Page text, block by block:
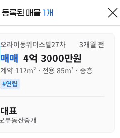
'25.
1.9억
'07. 06
매물만 보기
등록된 매물 1개
오라이동위더스빌27차 3개월 전
매매 4억 3000만원
계약 112m² · 전용 85m² · 중층
#연립
대표
부동산중개